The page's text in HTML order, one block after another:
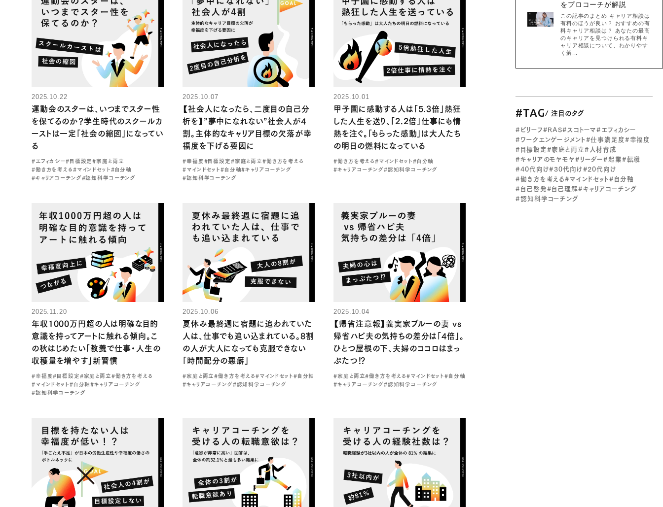
2025.10.22
運動会のスターは、いつまでスター性
を保てるのか？学生時代のスクールカ
ーストは一定「社会の縮図」になってい
る
#エフィカシー#目標設定#家庭と両立
#働き方を考える#マインドセット#自分軸
#キャリアコーチング#認知科学コーチング
2025.10.07
【社会人になったら、二度目の自己分
析を】”夢中になれない”社会人が4
割。主体的なキャリア目標の欠落が幸
福度を下げる要因に
#幸福度#目標設定#家庭と両立#働き方を考える
#マインドセット#自分軸#キャリアコーチング
#認知科学コーチング
2025.10.01
甲子園に感動する人は「5.3倍」熱狂
した人生を送り、「2.2倍」仕事にも情
熱を注ぐ。「もらった感動」は大人たち
の明日の燃料になっている
#働き方を考える#マインドセット#自分軸
#キャリアコーチング#認知科学コーチング
2025.11.20
年収1000万円超の人は明確な目的
意識を持ってアートに触れる傾向。こ
の秋はじめたい「教養で仕事・人生の
収穫量を増やす」新習慣
#幸福度#目標設定#家庭と両立#働き方を考える
#マインドセット#自分軸#キャリアコーチング
#認知科学コーチング
2025.10.06
夏休み最終週に宿題に追われていた
人は、仕事でも追い込まれている。8割
の人が大人になっても克服できない
「時間配分の悪癖」
#家庭と両立#働き方を考える#マインドセット#自分軸
#キャリアコーチング#認知科学コーチング
2025.10.04
【帰省注意報】義実家ブルーの妻 vs
帰省ハピ夫の気持ちの差分は「4倍」。
ひとつ屋根の下、夫婦のココロはまっ
ぷたつ⁉
#家庭と両立#働き方を考える#マインドセット#自分軸
#キャリアコーチング#認知科学コーチング
をプロコーチが解説
この記事のまとめ キャリア相談は
有料のほうが良い？ おすすめの有
料キャリア相談は？ あなたの最高
のキャリアを見つけられる有料キ
ャリア相談について、わかりやす
く解...
#TAG/ 注目のタグ
#ビリーフ#RAS#スコトーマ#エフィカシー
#ワークエンゲージメント#仕事満足度#幸福度
#目標設定#家庭と両立#人材育成
#キャリアのモヤモヤ#リーダー#起業#転職
#40代向け#30代向け#20代向け
#働き方を考える#マインドセット#自分軸
#自己啓発#自己理解#キャリアコーチング
#認知科学コーチング